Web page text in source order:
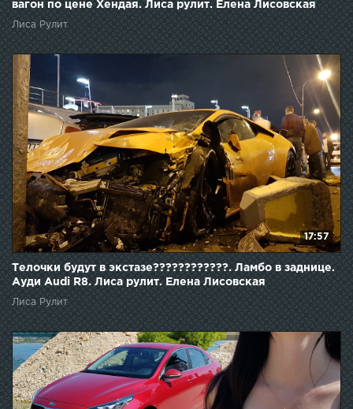
вагон по цене Хендая. Лиса рулит. Елена Лисовская
Лиса Рулит
17:57
Телочки будут в экстазе????????????. Ламбо в заднице.
Ауди Audi R8. Лиса рулит. Елена Лисовская
Лиса Рулит